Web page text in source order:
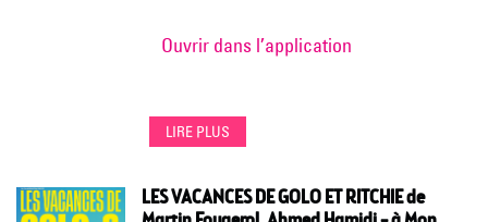
Ouvrir dans l’application
LIRE PLUS
LES VACANCES DE GOLO ET RITCHIE de